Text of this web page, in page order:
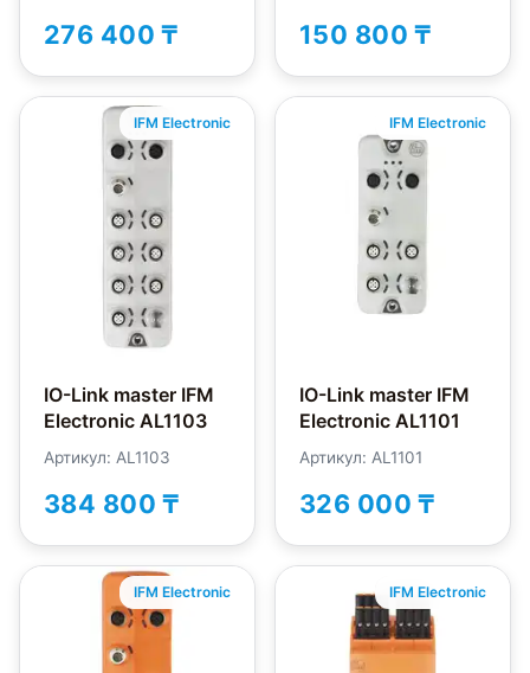
276 400 ₸ 150 800 ₸
IFM Electronic
IO-Link master IFM
Electronic AL1103
Артикул: AL1103
384 800 ₸
IFM Electronic
IO-Link master IFM
Electronic AL1101
Артикул: AL1101
326 000 ₸
IFM Electronic IFM Electronic